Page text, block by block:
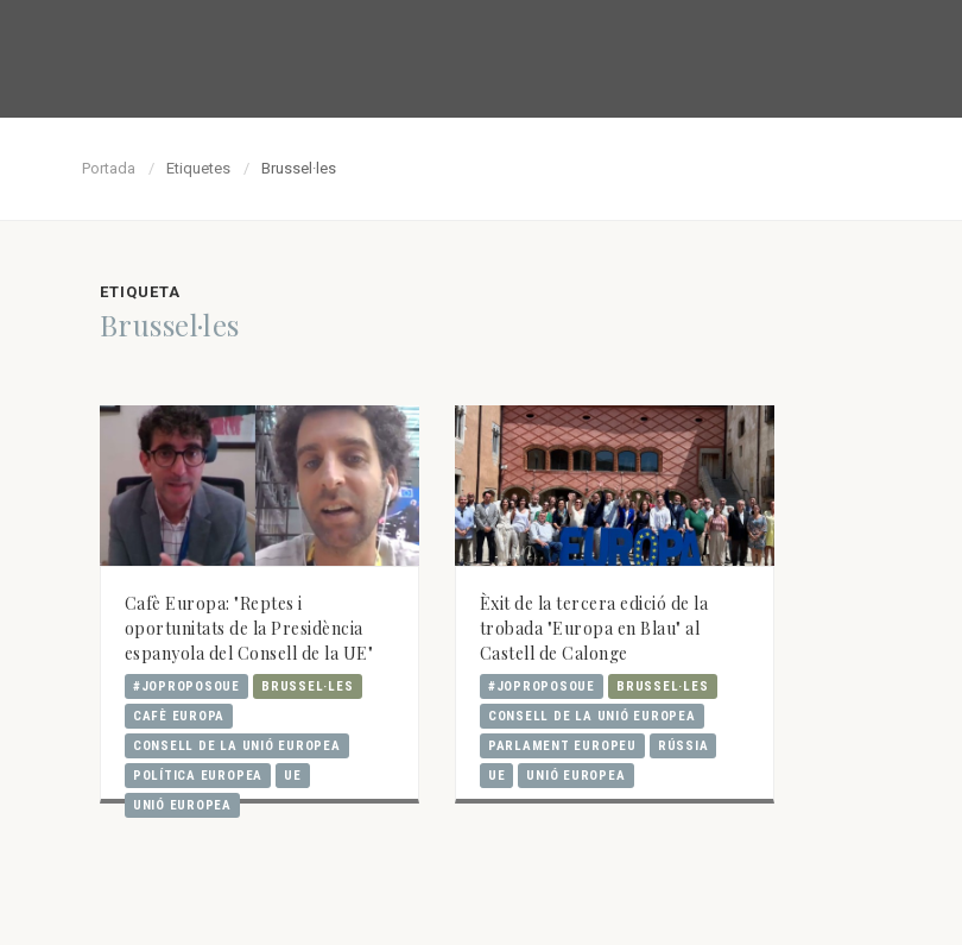
Portada Etiquetes Brussel·les
ETIQUETA
Brussel·les
Cafè Europa: "Reptes i
oportunitats de la Presidència
espanyola del Consell de la UE"
#JOPROPOSOUE
BRUSSEL·LES
CAFÈ EUROPA
CONSELL DE LA UNIÓ EUROPEA
POLÍTICA EUROPEA
UE
UNIÓ EUROPEA
Èxit de la tercera edició de la
trobada "Europa en Blau" al
Castell de Calonge
#JOPROPOSOUE
BRUSSEL·LES
CONSELL DE LA UNIÓ EUROPEA
PARLAMENT EUROPEU
RÚSSIA
UE
UNIÓ EUROPEA